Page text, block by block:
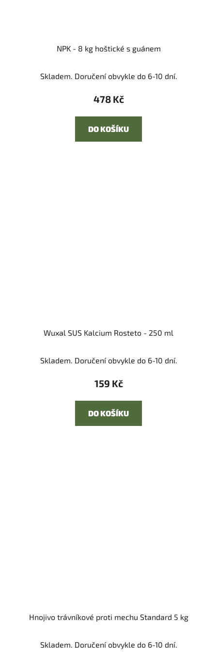
NPK - 8 kg hoštické s guánem
Skladem. Doručení obvykle do 6-10 dní.
478 Kč
DO KOŠÍKU
Wuxal SUS Kalcium Rosteto - 250 ml
Skladem. Doručení obvykle do 6-10 dní.
159 Kč
DO KOŠÍKU
Hnojivo trávníkové proti mechu Standard 5 kg
Skladem. Doručení obvykle do 6-10 dní.